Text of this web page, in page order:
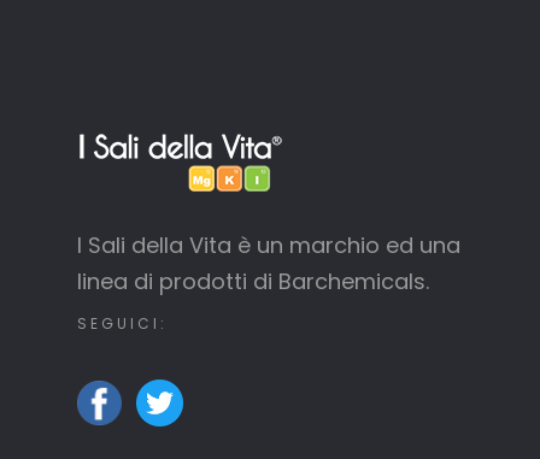
I Sali della Vita è un marchio ed una
linea di prodotti di Barchemicals.
SEGUICI: